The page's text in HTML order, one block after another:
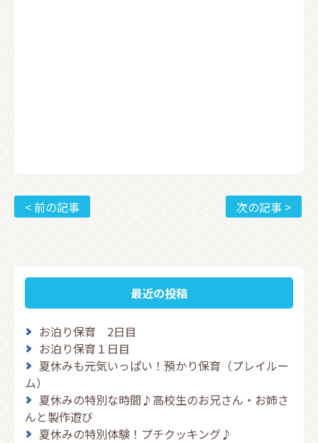
< 前の記事 次の記事 >
最近の投稿
お泊り保育 2日目
お泊り保育１日目
夏休みも元気いっぱい！預かり保育（プレイルー
ム）
夏休みの特別な時間♪高校生のお兄さん・お姉さ
んと製作遊び
夏休みの特別体験！プチクッキング♪